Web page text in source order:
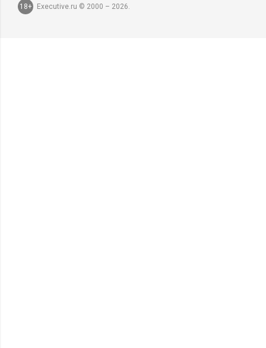
18+ Executive.ru © 2000 – 2026.